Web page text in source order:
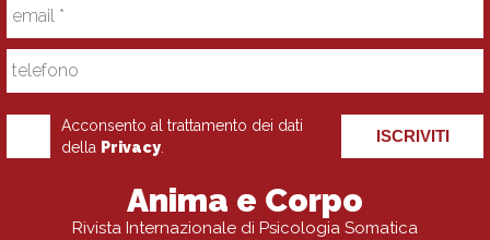
Acconsento al trattamento dei dati
della Privacy.
ISCRIVITI
Anima e Corpo
Rivista Internazionale di Psicologia Somatica